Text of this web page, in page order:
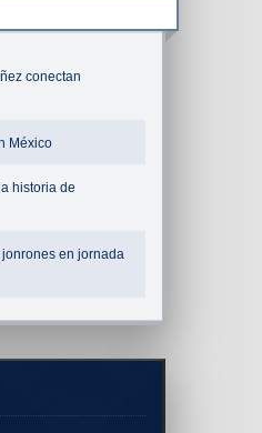
conectan
México
historia de
jonrones en jornada